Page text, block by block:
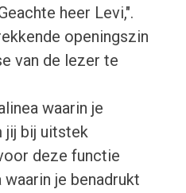
heer Levi,".
openingszin
van de lezer te
waarin je
jij bij uitstek
deze functie
waarin je benadrukt